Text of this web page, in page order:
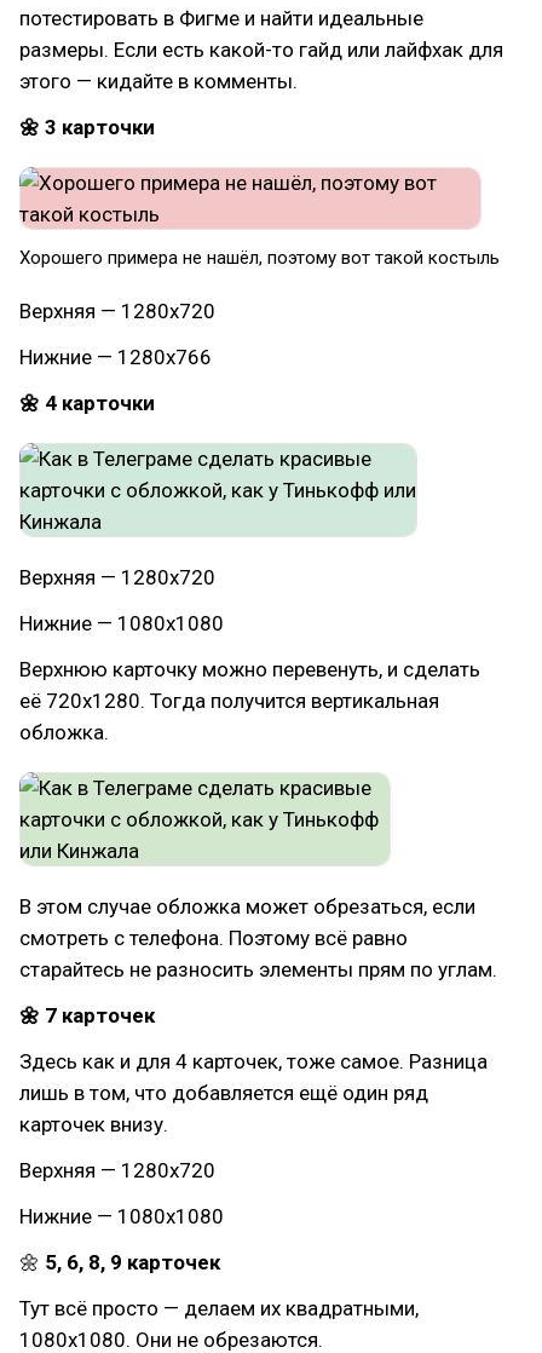
потестировать в Фигме и найти идеальные
размеры. Если есть какой-то гайд или лайфхак для
этого — кидайте в комменты.
🌼 3 карточки
Хорошего примера не нашёл, поэтому вот такой костыль
Верхняя — 1280х720
Нижние — 1280х766
🌼 4 карточки
Верхняя — 1280х720
Нижние — 1080х1080
Верхнюю карточку можно перевенуть, и сделать
её 720х1280. Тогда получится вертикальная
обложка.
В этом случае обложка может обрезаться, если
смотреть с телефона. Поэтому всё равно
старайтесь не разносить элементы прям по углам.
🌼 7 карточек
Здесь как и для 4 карточек, тоже самое. Разница
лишь в том, что добавляется ещё один ряд
карточек внизу.
Верхняя — 1280х720
Нижние — 1080х1080
🌼 5, 6, 8, 9 карточек
Тут всё просто — делаем их квадратными,
1080х1080. Они не обрезаются.